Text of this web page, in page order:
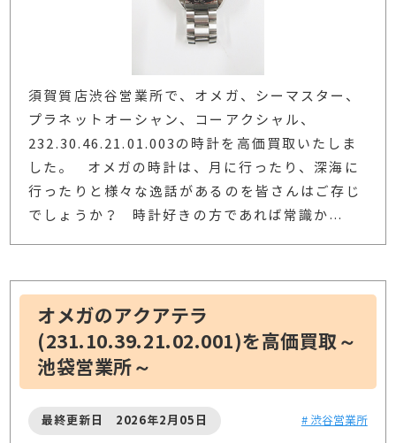
須賀質店渋谷営業所で、オメガ、シーマスター、
プラネットオーシャン、コーアクシャル、
232.30.46.21.01.003の時計を高価買取いたしま
した。 オメガの時計は、月に行ったり、深海に
行ったりと様々な逸話があるのを皆さんはご存じ
でしょうか？ 時計好きの方であれば常識か…
オメガのアクアテラ
(231.10.39.21.02.001)を高価買取～
池袋営業所～
最終更新日 2026年2月05日 # 渋谷営業所